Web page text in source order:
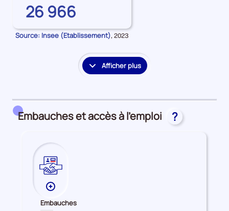
sur
les
Établissements
GARD
26 966
Source: Insee (Etablissement), Données
la
2023
Afficher plus
le
et
Embauches et accès à l’emploi ?
Plus
de
Embauches